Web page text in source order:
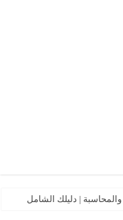
| دليلك الشامل